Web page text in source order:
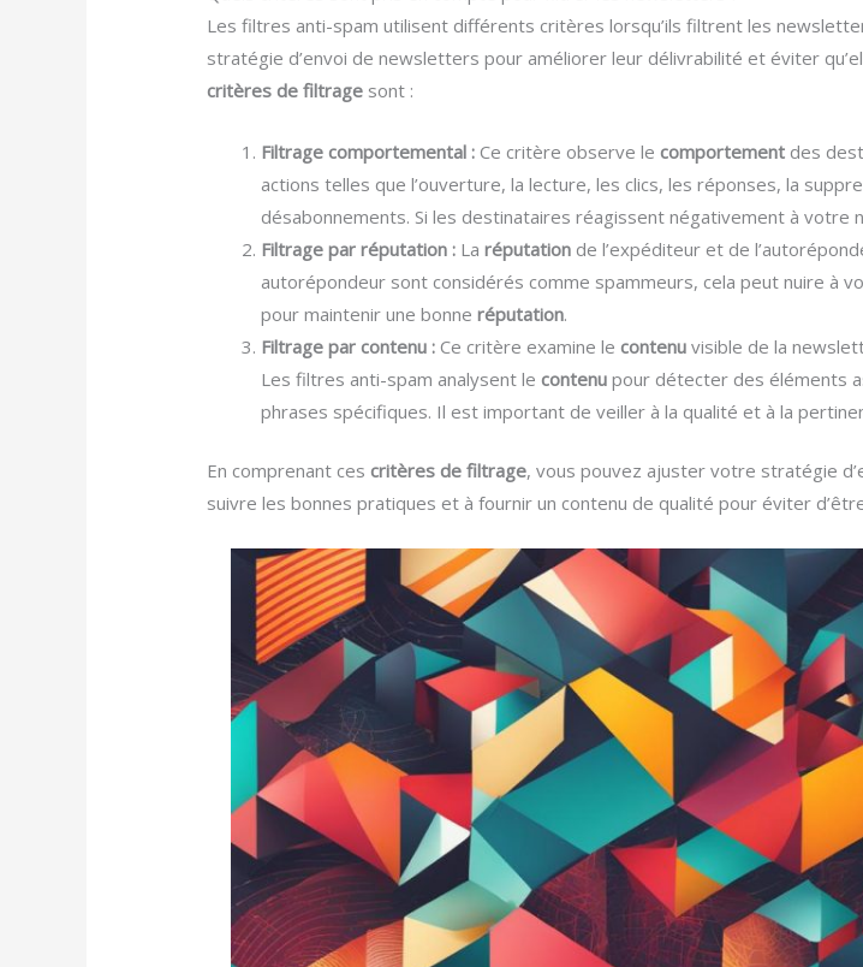
Les filtres anti-spam utilisent différents critères lorsqu’ils filtrent les
stratégie d’envoi de newsletters pour améliorer leur délivrabilité et éviter
critères de filtrage sont :
Filtrage comportemental : Ce critère observe lecomportement des
actions telles que l’ouverture, la lecture, les clics, les réponses, la
désabonnements. Si les destinataires réagissent négativement à
Filtrage par réputation : Laréputation de l’expéditeur et de
autorépondeur sont considérés comme spammeurs, cela peut nuire à
pour maintenir une bonneréputation.
Filtrage par contenu : Ce critère examine lecontenu visible de la
Les filtres anti-spam analysent lecontenu pour détecter des éléments
phrases spécifiques. Il est important de veiller à la qualité et à la
En comprenant cescritères de filtrage, vous pouvez ajuster votre stratégie
suivre les bonnes pratiques et à fournir un contenu de qualité pour éviter